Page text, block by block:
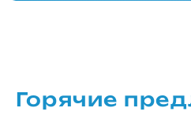
Горячие